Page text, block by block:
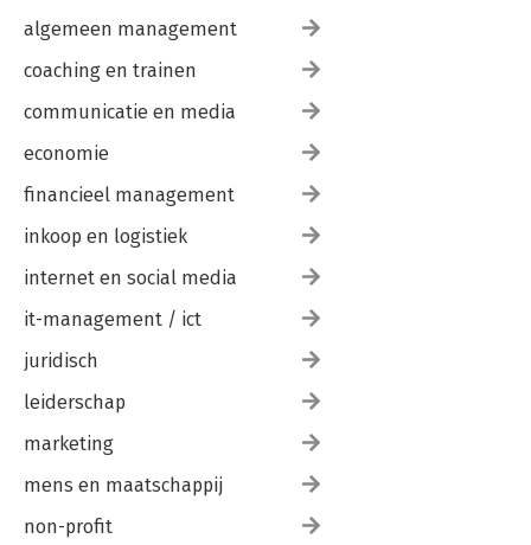
algemeen management
coaching en trainen
communicatie en media
economie
financieel management
inkoop en logistiek
internet en social media
it-management / ict
juridisch
leiderschap
marketing
mens en maatschappij
non-profit